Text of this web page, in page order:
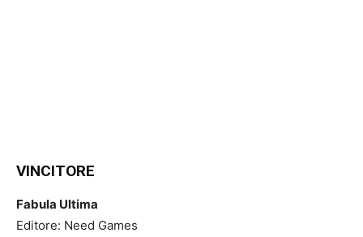
VINCITORE
Fabula Ultima
Editore: Need Games